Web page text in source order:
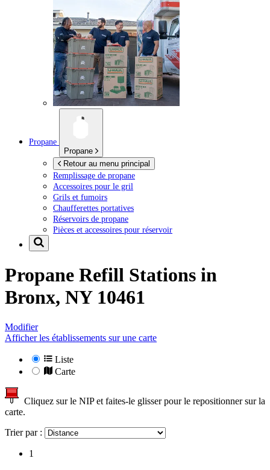
Propane
Propane
Retour au menu principal
Remplissage de propane
Accessoires pour le gril
Grils et fumoirs
Chaufferettes portatives
Réservoirs de propane
Pièces et accessoires pour réservoir
Propane Refill Stations in
Bronx, NY 10461
Modifier
Afficher les établissements sur une carte
Liste
Carte
Cliquez sur le NIP et faites-le glisser pour le repositionner sur la
carte.
Trier par :
1